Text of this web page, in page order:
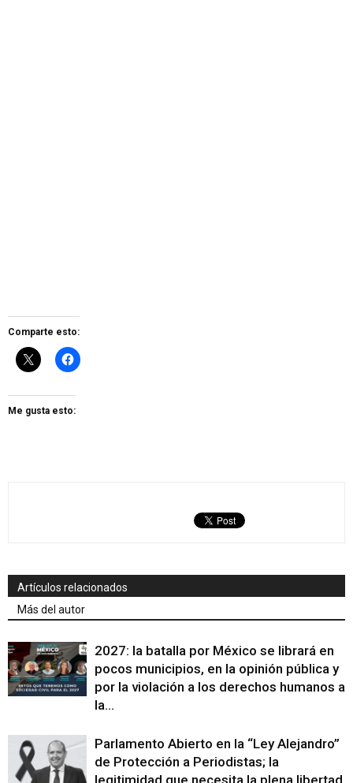
Comparte esto:
Me gusta esto:
Artículos relacionados
Más del autor
2027: la batalla por México se librará en
pocos municipios, en la opinión pública y
por la violación a los derechos humanos a
la...
Parlamento Abierto en la “Ley Alejandro”
de Protección a Periodistas; la
legitimidad que necesita la plena libertad